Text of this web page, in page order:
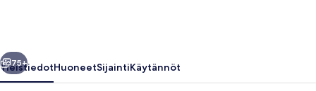
Seuraava
75+
YleistiedotHuoneetSijaintiKäytännöt